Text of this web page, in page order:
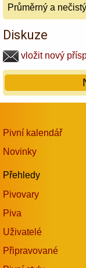
Průměrný a
Diskuze
vložit nový
Pivní kalendář
Novinky
Přehledy
Pivovary
Piva
Uživatelé
Připravované